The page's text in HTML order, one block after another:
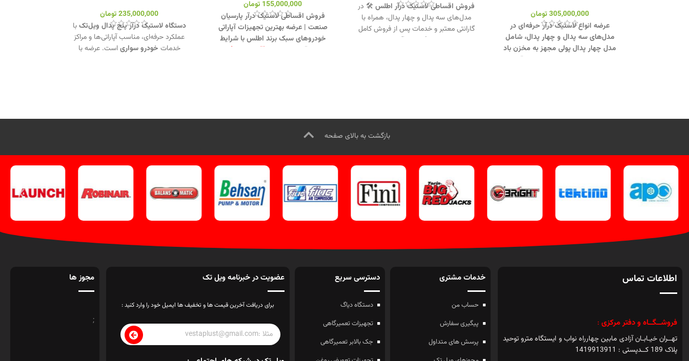
305,000,000تومان
عرضه انواع لاستیک درآر حرفه‌ای در
مدل‌های سه پدال و چهار پدال، شامل
مدل چهار پدال پولی مجهز به مخزن باد
تیوبلس برای عملکرد سریع‌تر و دقیق‌تر.
کانال اینستاگرام ویل تک کلیک کنید.
فروش اقساطی لاستیک درآر اطلس 🛠️ در
مدل‌های سه پدال و چهار پدال، همراه با
گارانتی معتبر و خدمات پس از فروش کامل
برای تعمیرگاه‌ها و آپاراتی‌ها.
155,000,000 تومان
فروش اقساطی لاستیک درآر پارسیان
صنعت | عرضه بهترین تجهیزات آپاراتی
خودروهای سبک برند اطلس با شرایط
ویژه و قیمت مناسب.
(قیمت دستگاه با
235,000,000تومان
دستگاه لاستیک درآر پنج پدال ویل‌تکبا
عملکرد حرفه‌ای، مناسب آپاراتی‌ها و مراکز
خدمات خودرو سواریاست. عرضه با
کنید.
بازگشت به بالای صفحه
اطلاعات تماس
فروشــگــاه و دفتر مرکزی :
تهــران خیـابـان آزادی مابین چهارراه نواب و ایستگاه مترو توحید
پلاک 189 کــدپستی : 1419913911
خدمات مشتری
حساب من
پیگیری سفارش
پرسش های متداول
دسترسی سریع
دستگاه دیاگ
تجهیزات تعمیرگاهی
جک بالابر تعمیرگاهی
عضویت در خبرنامه ویل تک
برای دریافت آخرین قیمت ها و تخفیف ها ایمیل خود را وارد کنید :
مجوز ها
;